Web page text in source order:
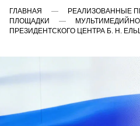
ГЛАВНАЯ РЕАЛИЗОВАННЫЕ
ПЛОЩАДКИ
ПРЕЗИДЕНТСКОГО ЦЕНТРА Б. Н.